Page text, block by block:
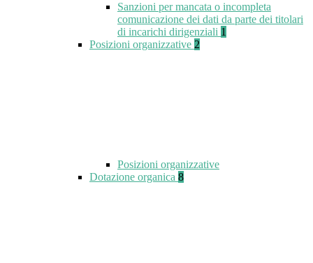
Sanzioni per mancata o incompleta
comunicazione dei dati da parte dei titolari
di incarichi dirigenziali 1
Posizioni organizzative 2
Posizioni organizzative
Dotazione organica 8